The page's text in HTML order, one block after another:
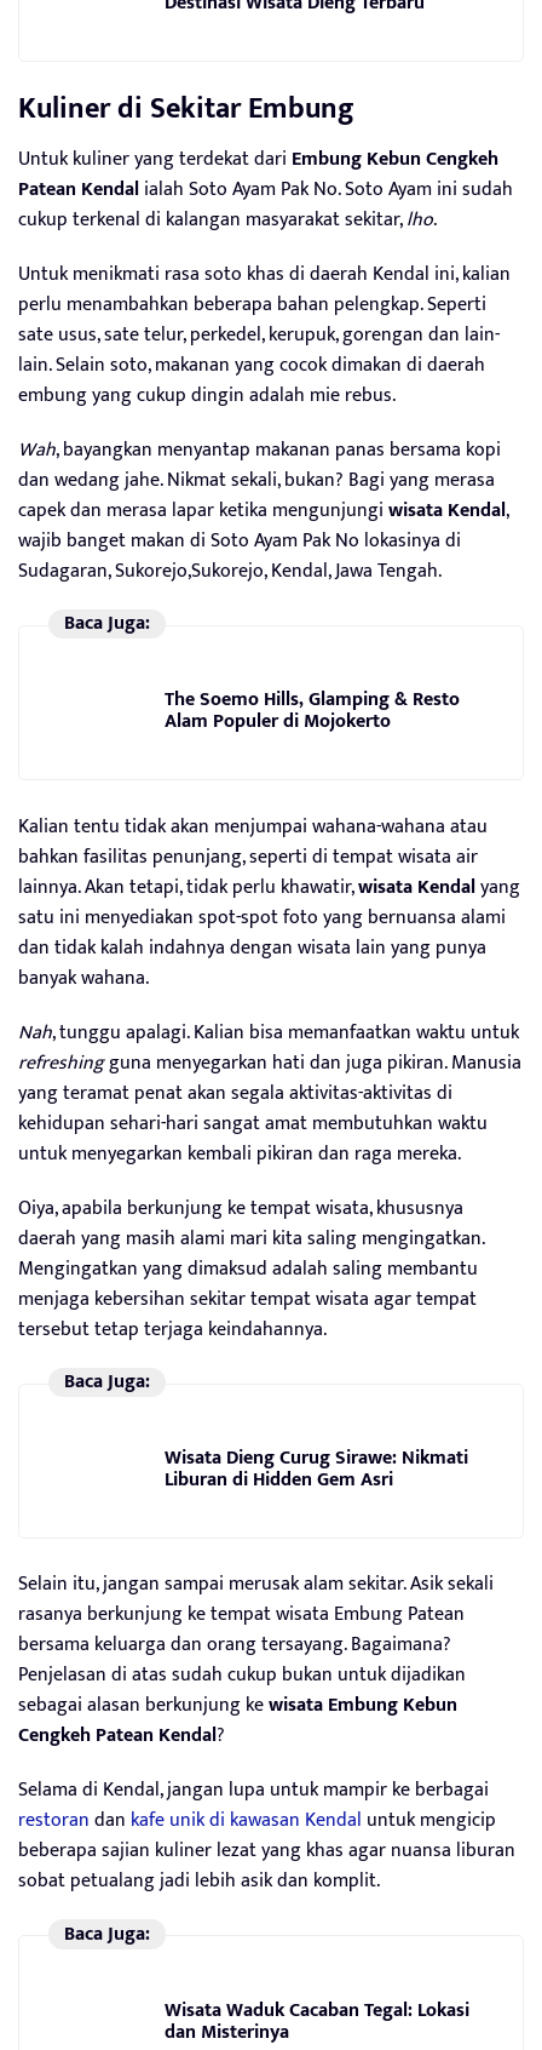
Kuliner di Sekitar Embung
Untuk kuliner yang terdekat dari Embung Kebun Cengkeh
Patean Kendalialah Soto Ayam Pak No. Soto Ayam ini sudah
cukup terkenal di kalangan masyarakat sekitar,lho.
Untuk menikmati rasa soto khas di daerah Kendal ini, kalian
perlu menambahkan beberapa bahan pelengkap. Seperti
sate usus, sate telur, perkedel, kerupuk, gorengan dan lain-
lain. Selain soto, makanan yang cocok dimakan di daerah
embung yang cukup dingin adalah mie rebus.
Wah, bayangkan menyantap makanan panas bersama kopi
dan wedang jahe. Nikmat sekali, bukan? Bagi yang merasa
capek dan merasa lapar ketika mengunjungiwisata Kendal,
wajib banget makan di Soto Ayam Pak No lokasinya di
Sudagaran, Sukorejo,Sukorejo, Kendal, Jawa Tengah.
Baca Juga:
The Soemo Hills, Glamping & Resto
Alam Populer di Mojokerto
Kalian tentu tidak akan menjumpai wahana-wahana atau
bahkan fasilitas penunjang, seperti di tempat wisata air
lainnya. Akan tetapi, tidak perlu khawatir,wisata Kendalyang
satu ini menyediakan spot-spot foto yang bernuansa alami
dan tidak kalah indahnya dengan wisata lain yang punya
banyak wahana.
Nah, tunggu apalagi. Kalian bisa memanfaatkan waktu untuk
refreshingguna menyegarkan hati dan juga pikiran. Manusia
yang teramat penat akan segala aktivitas-aktivitas di
kehidupan sehari-hari sangat amat membutuhkan waktu
untuk menyegarkan kembali pikiran dan raga mereka.
Oiya, apabila berkunjung ke tempat wisata, khususnya
daerah yang masih alami mari kita saling mengingatkan.
Mengingatkan yang dimaksud adalah saling membantu
menjaga kebersihan sekitar tempat wisata agar tempat
tersebut tetap terjaga keindahannya.
Baca Juga:
Wisata Dieng Curug Sirawe: Nikmati
Liburan di Hidden Gem Asri
Selain itu, jangan sampai merusak alam sekitar. Asik sekali
rasanya berkunjung ke tempat wisata Embung Patean
bersama keluarga dan orang tersayang. Bagaimana?
Penjelasan di atas sudah cukup bukan untuk dijadikan
sebagai alasan berkunjung kewisata Embung Kebun
Cengkeh Patean Kendal?
Selama di Kendal, jangan lupa untuk mampir ke berbagai
restorandan kafe unik di kawasan Kendal untuk mengicip
beberapa sajian kuliner lezat yang khas agar nuansa liburan
sobat petualang jadi lebih asik dan komplit.
Baca Juga:
Wisata Waduk Cacaban Tegal: Lokasi
dan Misterinya